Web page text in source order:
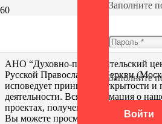
Заполните
Заполните
Войти
Документация
АНО “Духовно-просветительский
Русской Православной Церкви
исповедует принципы открытости и
деятельности. Вся информация о
проектах, полученных средствах и
Вы можете просмотреть отчеты о